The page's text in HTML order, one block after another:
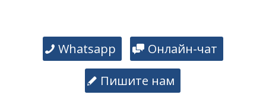
Whatsapp
Онлайн-чат
Пишите нам